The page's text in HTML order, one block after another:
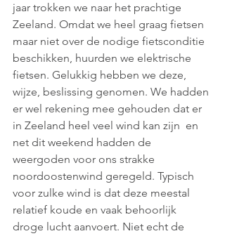
jaar trokken we naar het prachtige
Zeeland. Omdat we heel graag fietsen
maar niet over de nodige fietsconditie
beschikken, huurden we elektrische
fietsen. Gelukkig hebben we deze,
wijze, beslissing genomen. We hadden
er wel rekening mee gehouden dat er
in Zeeland heel veel wind kan zijn  en
net dit weekend hadden de
weergoden voor ons strakke
noordoostenwind geregeld. Typisch
voor zulke wind is dat deze meestal
relatief koude en vaak behoorlijk
droge lucht aanvoert. Niet echt de